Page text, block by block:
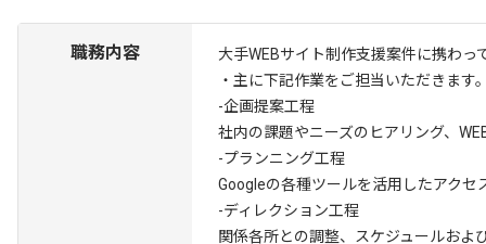
職務内容
大手WEBサイト制作支援案件に携わっ
・主に下記作業をご担当いただきます
-企画提案工程
社内の課題やニーズのヒアリング、
-プランニング工程
Googleの各種ツールを活用したアク
-ディレクション工程
関係各所との調整、スケジュールおよ